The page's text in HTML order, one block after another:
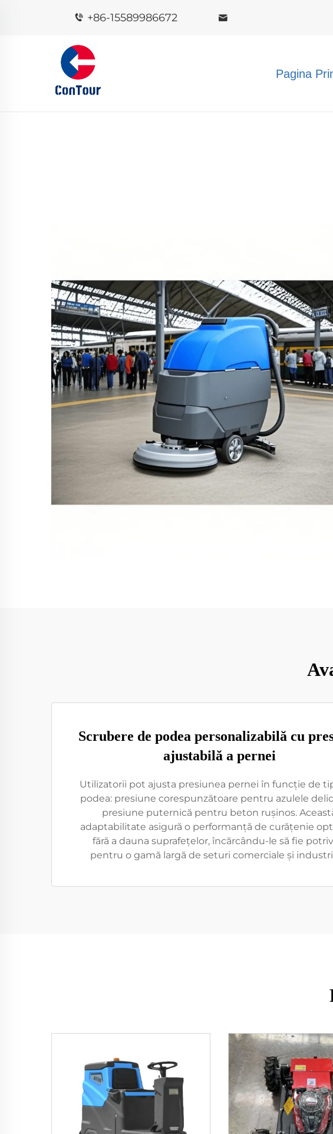
+86-15589986672
Pagina
Scrubere de podea personalizabilă cu
ajustabilă a pernei
Utilizatorii pot ajusta presiunea pernei în funcție de
podea: presiune corespunzătoare pentru azulele
presiune puternică pentru beton rușinos.
adaptabilitate asigură o performanță de curățenie
fără a dauna suprafețelor, încărcându-le să fie
pentru o gamă largă de seturi comerciale și